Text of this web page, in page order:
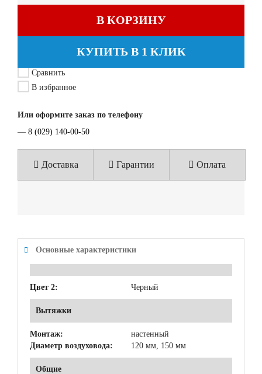
В КОРЗИНУ
КУПИТЬ В 1 КЛИК
Сравнить
В избранное
Или оформите заказ по телефону
— 8 (029) 140-00-50
Доставка Гарантии Оплата
Основные характеристики
Цвет 2: Черный
Вытяжки
Монтаж:
настенный
Диаметр воздуховода:
120 мм, 150 мм
Общие